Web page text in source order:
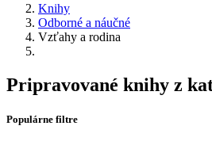
Knihy
Odborné a náučné
Vzťahy a rodina
Pripravované knihy z
Populárne filtre